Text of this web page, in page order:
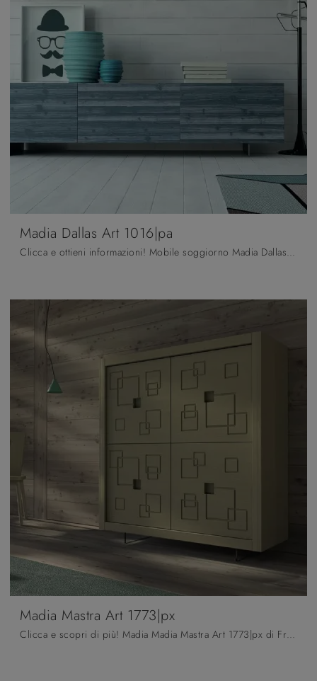
Madia Dallas Art 1016|pa
Clicca e ottieni informazioni! Mobile soggiorno Madia Dallas Art 1016|pa di Fratelli Mirandola in legno laccato: ti attende per completare le tue ...
Madia Mastra Art 1773|px
Clicca e scopri di più! Madia Madia Mastra Art 1773|px di Fratelli Mirandola in legno laccato: ti aspetta per valorizzare le tue stanze moderne.